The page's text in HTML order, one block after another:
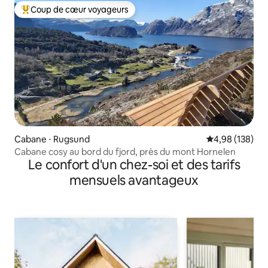
Coups de cœur voyageurs les plus appréciés
Coup de cœur voyageurs
Cabane ⋅ Rugsund Évaluation
4,98 (138)
Cabane cosy au bord du fjord, près du mont Hornelen
Le confort d'un chez-soi et des tarifs
mensuels avantageux